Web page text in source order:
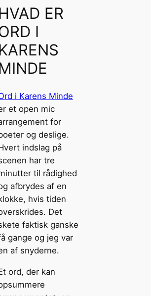
ER
I
i Karens Minde
et open mic
for
og deslige.
indslag på
har tre
til rådighed
afbrydes af en
hvis tiden
Det
faktisk ganske
gange og jeg var
af snyderne.
ord, der kan